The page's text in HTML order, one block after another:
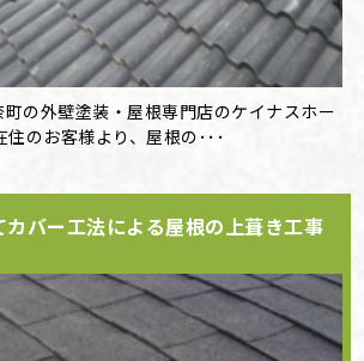
の外壁塗装・屋根専門店のケイナスホー
のお客様より、屋根の･･･
バー工法による屋根の上葺き工事